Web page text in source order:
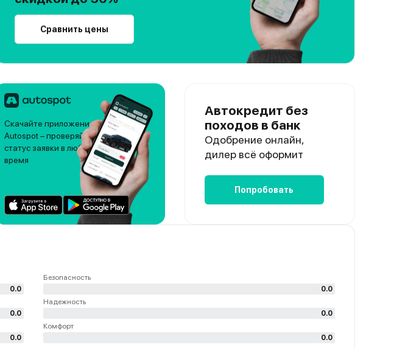
Сравнить цены
Скачайте приложение
Autospot – проверяйте
статус заявки в любое
время
Автокредит без
походов в банк
Одобрение онлайн,
дилер всё оформит
Попробовать
0.0
0.0
0.0
Безопасность
0.0
Надежность
0.0
Комфорт
0.0